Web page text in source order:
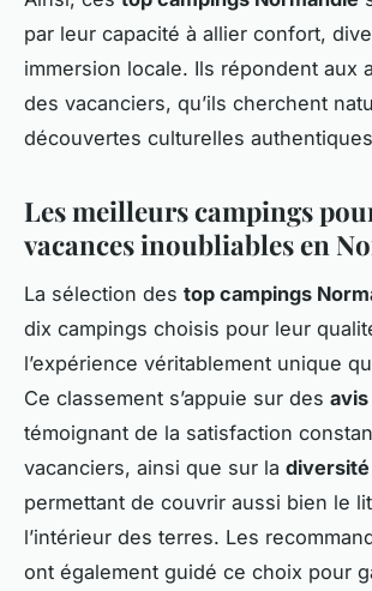
par leur capacité à allier confort,
immersion locale. Ils répondent aux
des vacanciers, qu’ils cherchent
découvertes culturelles
Les meilleurs campings
vacances inoubliables en
La sélection des top campings
dix campings choisis pour leur
l’expérience véritablement unique
Ce classement s’appuie sur des
témoignant de la satisfaction
vacanciers, ainsi que sur la
permettant de couvrir aussi bien le
l’intérieur des terres. Les
ont également guidé ce choix pour